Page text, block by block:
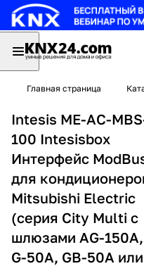
Главная страница
Intesis ME-AC-
100 Intesisbox
Интерфейс
для
Mitsubishi Electric
(серия City Multi с
шлюзами AG-150A,
G-50A, GB-50A или